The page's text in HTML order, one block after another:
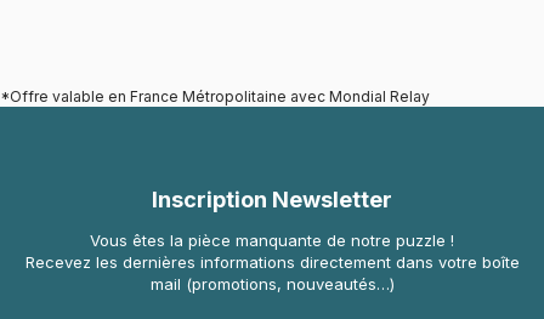
*Offre valable en France Métropolitaine avec Mondial Relay
Inscription Newsletter
Vous êtes la pièce manquante de notre puzzle !
Recevez les dernières informations directement dans votre boîte
mail (promotions, nouveautés…)